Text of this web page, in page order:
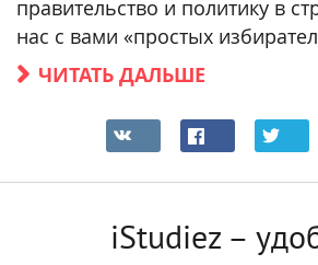
правительство и политику в
нас с вами «простых
ЧИТАТЬ ДАЛЬШЕ
iStudiez –